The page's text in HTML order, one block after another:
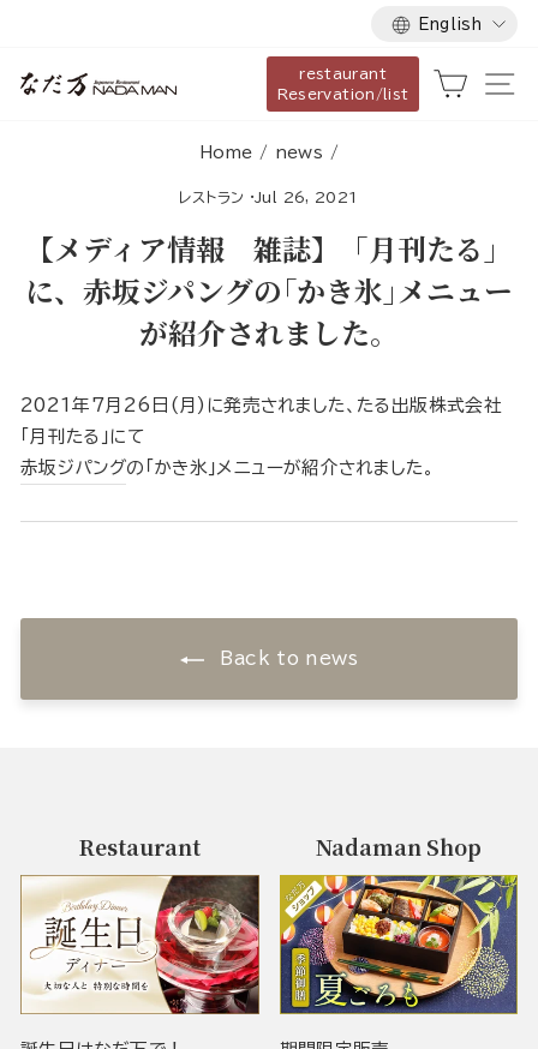
content
Language
English
restaurant
Reservation/list
Cart
Home / news /
レストラン · Jul 26, 2021
【メディア情報 雑誌】「月刊たる」
に、赤坂ジパングの｢かき氷｣メニュー
が紹介されました。
2021年7月26日(月)に発売されました、たる出版株式会社
「月刊たる」にて
赤坂ジパングの｢かき氷｣メニューが紹介されました。
Back to news
Restaurant Nadaman Shop